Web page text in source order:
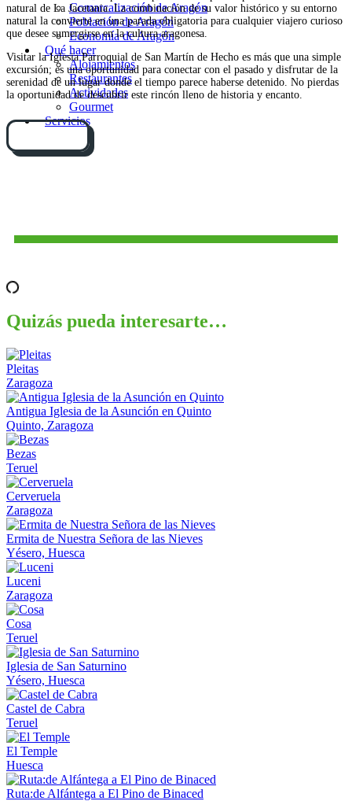
Comarcalización de Aragón
Población de Aragón
Economía de Aragón
Qué hacer
Alojamientos
Restaurantes
Actividades
Gourmet
Servicios
natural de La Jacetania. La combinación de su valor histórico y su entorno
natural la convierte en una parada obligatoria para cualquier viajero curioso
que desee sumergirse en la cultura aragonesa.
Visitar la Iglesia Parroquial de San Martín de Hecho es más que una simple
excursión; es una oportunidad para conectar con el pasado y disfrutar de la
serenidad de un lugar donde el tiempo parece haberse detenido. No pierdas
la oportunidad de descubrir este rincón lleno de historia y encanto.
Quizás pueda interesarte…
Pleitas
Zaragoza
Antigua Iglesia de la Asunción en Quinto
Quinto, Zaragoza
Bezas
Teruel
Cerveruela
Zaragoza
Ermita de Nuestra Señora de las Nieves
Yésero, Huesca
Luceni
Zaragoza
Cosa
Teruel
Iglesia de San Saturnino
Yésero, Huesca
Castel de Cabra
Teruel
El Temple
Huesca
Ruta:de Alfántega a El Pino de Binaced